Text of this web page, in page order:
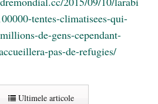
tentes-climatisees-qui-
de-gens-cependant-
pas-de-refugies/
Ultimele articole